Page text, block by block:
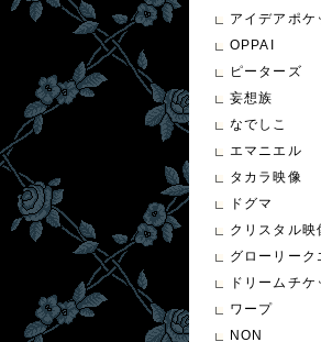
アイデアポケ
OPPAI
ピーターズ
妄想族
なでしこ
エマニエル
タカラ映像
ドグマ
クリスタル映
グローリーク
ドリームチケ
ワープ
NON